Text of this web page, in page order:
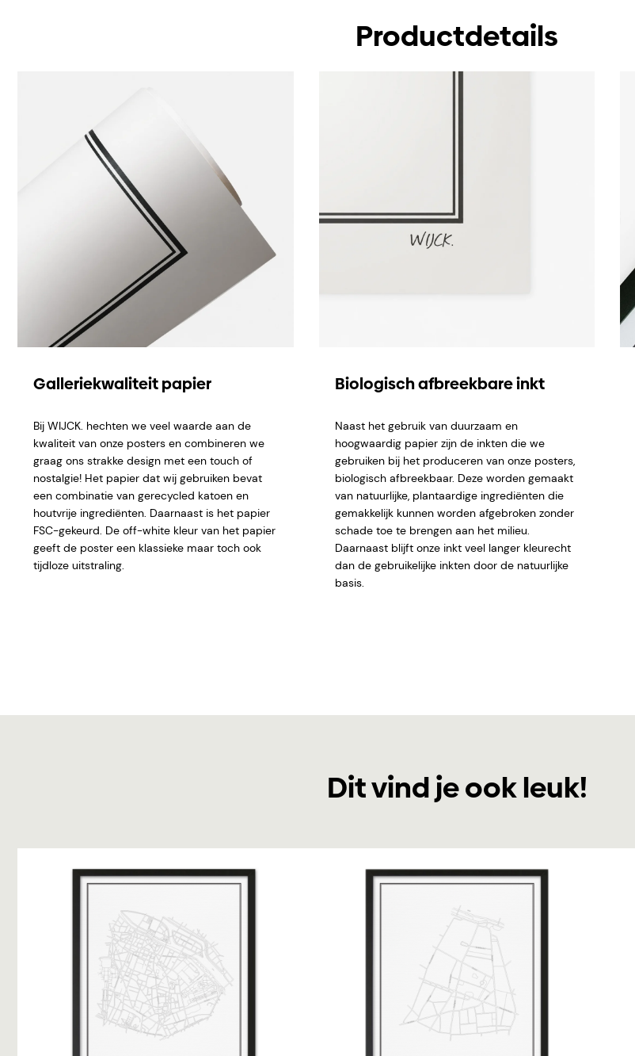
Productdetails
Galleriekwaliteit papier
Bij WIJCK. hechten we veel waarde aan de
kwaliteit van onze posters en combineren we
graag ons strakke design met een touch of
nostalgie! Het papier dat wij gebruiken bevat
een combinatie van gerecycled katoen en
houtvrije ingrediënten. Daarnaast is het papier
FSC-gekeurd. De off-white kleur van het papier
geeft de poster een klassieke maar toch ook
tijdloze uitstraling.
Biologisch afbreekbare inkt
Naast het gebruik van duurzaam en
hoogwaardig papier zijn de inkten die we
gebruiken bij het produceren van onze posters,
biologisch afbreekbaar. Deze worden gemaakt
van natuurlijke, plantaardige ingrediënten die
gemakkelijk kunnen worden afgebroken zonder
schade toe te brengen aan het milieu.
Daarnaast blijft onze inkt veel langer kleurecht
dan de gebruikelijke inkten door de natuurlijke
basis.
Dit vind je ook leuk!